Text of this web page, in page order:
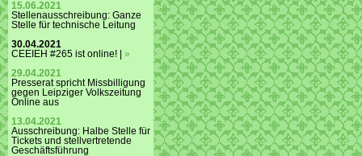
15.06.2021
Stellenausschreibung: Ganze
Stelle für technische Leitung
30.04.2021
CEEIEH #265 ist online! | »
29.04.2021
Presserat spricht Missbilligung
gegen Leipziger Volkszeitung
Online aus
13.04.2021
Ausschreibung: Halbe Stelle für
Tickets und stellvertretende
Geschäftsführung